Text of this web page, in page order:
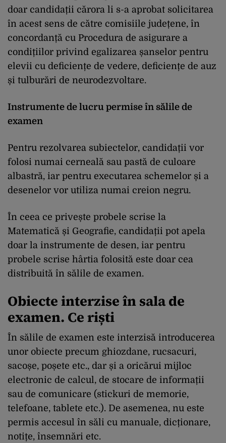
doar candidații cărora li s-a aprobat solicitarea
în acest sens de către comisiile județene, în
concordanță cu Procedura de asigurare a
condițiilor privind egalizarea șanselor pentru
elevii cu deficiențe de vedere, deficiențe de auz
și tulburări de neurodezvoltare.
Instrumente de lucru permise în sălile de
examen
Pentru rezolvarea subiectelor, candidații vor
folosi numai cerneală sau pastă de culoare
albastră, iar pentru executarea schemelor și a
desenelor vor utiliza numai creion negru.
În ceea ce privește probele scrise la
Matematică și Geografie, candidații pot apela
doar la instrumente de desen, iar pentru
probele scrise hârtia folosită este doar cea
distribuită în sălile de examen.
Obiecte interzise în sala de
examen. Ce riști
În sălile de examen este interzisă introducerea
unor obiecte precum ghiozdane, rucsacuri,
sacoșe, poșete etc., dar și a oricărui mijloc
electronic de calcul, de stocare de informații
sau de comunicare (stickuri de memorie,
telefoane, tablete etc.). De asemenea, nu este
permis accesul în săli cu manuale, dicționare,
notițe, însemnări etc.